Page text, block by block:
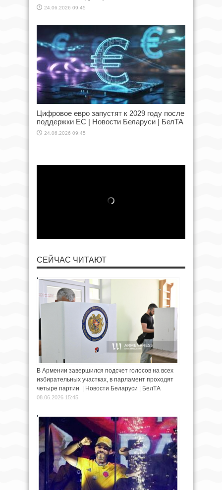
24.06.2026 09:45
Цифровое евро запустят к 2029 году после
поддержки ЕС | Новости Беларуси | БелТА
24.06.2026 09:45
СЕЙЧАС ЧИТАЮТ
В Армении завершился подсчет голосов на всех
избирательных участках, в парламент проходят
четыре партии | Новости Беларуси | БелТА
08.06.2026 15:45